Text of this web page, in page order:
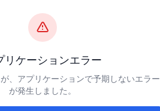
リケーションエラー
、アプリケーションで予期しないエラー
が発生しました。